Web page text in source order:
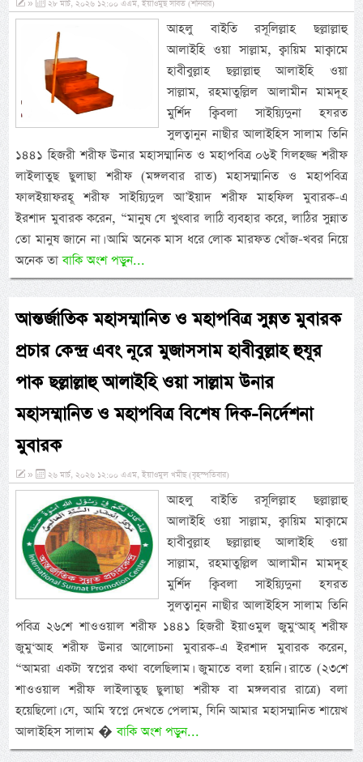
» ২৮ মার্চ, ২০২৬ ১২:০০ এএম, ইয়াওমুছ সাবত (শনিবার)
আহলু বাইতি রসূলিল্লাহ ছল্লাল্লাহু
আলাইহি ওয়া সাল্লাম, ক্বায়িম মাক্বামে
হাবীবুল্লাহ ছল্লাল্লাহু আলাইহি ওয়া
সাল্লাম, রহমাতুল্লিল আলামীন মামদূহ
মুর্শিদ ক্বিবলা সাইয়্যিদুনা হযরত
সুলত্বানুন নাছীর আলাইহিস সালাম তিনি
১৪৪১ হিজরী শরীফ উনার মহাসম্মানিত ও মহাপবিত্র ০৬ই যিলহজ্জ শরীফ
লাইলাতুছ ছুলাছা শরীফ (মঙ্গলবার রাত) মহাসম্মানিত ও মহাপবিত্র
ফালইয়াফরহূ শরীফ সাইয়্যিদুল আ’ইয়াদ শরীফ মাহফিল মুবারক-এ
ইরশাদ মুবারক করেন, “মানুষ যে খুৎবার লাঠি ব্যবহার করে, লাঠির সুন্নাত
তো মানুষ জানে না। আমি অনেক মাস ধরে লোক মারফত খোঁজ-খবর নিয়ে
অনেক তাবাকি অংশ পড়ুন...
আন্তর্জাতিক মহাসম্মানিত ও মহাপবিত্র সুন্নত মুবারক
প্রচার কেন্দ্র এবং নূরে মুজাসসাম হাবীবুল্লাহ হুযূর
পাক ছল্লাল্লাহু আলাইহি ওয়া সাল্লাম উনার
মহাসম্মানিত ও মহাপবিত্র বিশেষ দিক-নির্দেশনা
মুবারক
» ২৬ মার্চ, ২০২৬ ১২:০০ এএম, ইয়াওমুল খমীছ (বৃহস্পতিবার)
আহলু বাইতি রসূলিল্লাহ ছল্লাল্লাহু
আলাইহি ওয়া সাল্লাম, ক্বায়িম মাক্বামে
হাবীবুল্লাহ ছল্লাল্লাহু আলাইহি ওয়া
সাল্লাম, রহমাতুল্লিল আলামীন মামদূহ
মুর্শিদ ক্বিবলা সাইয়্যিদুনা হযরত
সুলত্বানুন নাছীর আলাইহিস সালাম তিনি
পবিত্র ২৬শে শাওওয়াল শরীফ ১৪৪১ হিজরী ইয়াওমুল জুমু‘আহ্ শরীফ
জুমু‘আহ শরীফ উনার আলোচনা মুবারক-এ ইরশাদ মুবারক করেন,
“আমরা একটা স্বপ্নের কথা বলেছিলাম। জুমাতে বলা হয়নি। রাতে (২৩শে
শাওওয়াল শরীফ লাইলাতুছ ছুলাছা শরীফ বা মঙ্গলবার রাত্রে) বলা
হয়েছিলো। যে, আমি স্বপ্নে দেখতে পেলাম, যিনি আমার মহাসম্মানিত শায়েখ
আলাইহিস সালাম �বাকি অংশ পড়ুন...